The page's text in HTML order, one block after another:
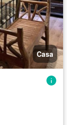
Casa